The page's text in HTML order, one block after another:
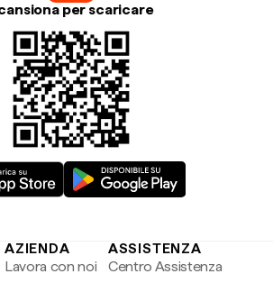
per scaricare
AZIENDA
Lavora con noi
ASSISTENZA
Centro Assistenza